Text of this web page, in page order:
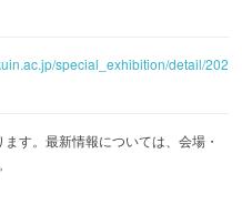
special_exhibition/detail/202
す。最新情報については、会場・